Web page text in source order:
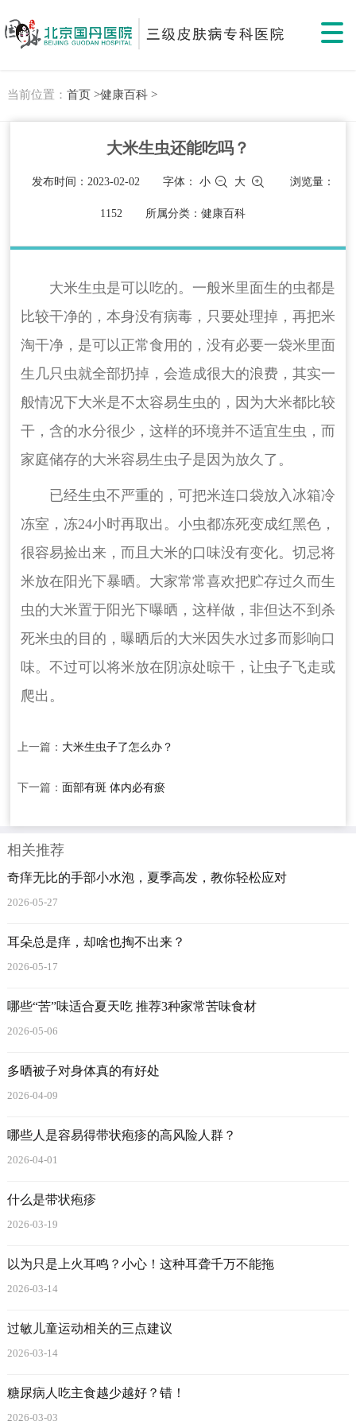
当前位置： 首页 >健康百科 >
大米生虫还能吃吗？
发布时间：2023-02-02 字体：小 大 浏览量：
1152 所属分类：健康百科
大米生虫是可以吃的。一般米里面生的虫都是
比较干净的，本身没有病毒，只要处理掉，再把米
淘干净，是可以正常食用的，没有必要一袋米里面
生几只虫就全部扔掉，会造成很大的浪费，其实一
般情况下大米是不太容易生虫的，因为大米都比较
干，含的水分很少，这样的环境并不适宜生虫，而
家庭储存的大米容易生虫子是因为放久了。
已经生虫不严重的，可把米连口袋放入冰箱冷
冻室，冻24小时再取出。小虫都冻死变成红黑色，
很容易捡出来，而且大米的口味没有变化。切忌将
米放在阳光下暴晒。大家常常喜欢把贮存过久而生
虫的大米置于阳光下曝晒，这样做，非但达不到杀
死米虫的目的，曝晒后的大米因失水过多而影响口
味。不过可以将米放在阴凉处晾干，让虫子飞走或
爬出。
上一篇： 大米生虫子了怎么办？
下一篇： 面部有斑 体内必有瘀
相关推荐
奇痒无比的手部小水泡，夏季高发，教你轻松应对
2026-05-27
耳朵总是痒，却啥也掏不出来？
2026-05-17
哪些“苦”味适合夏天吃 推荐3种家常苦味食材
2026-05-06
多晒被子对身体真的有好处
2026-04-09
哪些人是容易得带状疱疹的高风险人群？
2026-04-01
什么是带状疱疹
2026-03-19
以为只是上火耳鸣？小心！这种耳聋千万不能拖
2026-03-14
过敏儿童运动相关的三点建议
2026-03-14
糖尿病人吃主食越少越好？错！
2026-03-03